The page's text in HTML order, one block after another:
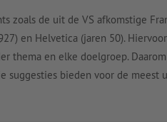
zoals de uit de VS afkomstige
en Helvetica (jaren 50).
thema en elke doelgroep.
suggesties bieden voor de meest